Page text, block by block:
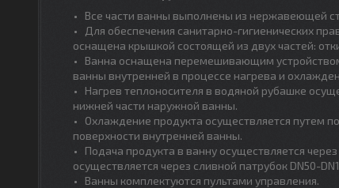
Все части ванны выполнены из нержавеющей
Для обеспечения санитарно-гигиенических
оснащена крышкой состоящей из двух частей:
Ванна оснащена перемешивающим
ванны внутренней в процессе нагрева и
Нагрев теплоносителя в водяной рубашке
нижней части наружной ванны.
Охлаждение продукта осуществляется путем
поверхности внутренней ванны.
Подача продукта в ванну осуществляется
осуществляется через сливной патрубок DN50-
Ванны комплектуются пультами управления.